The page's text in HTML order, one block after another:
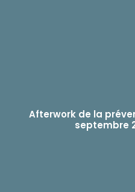
Afterwork de la
septembre